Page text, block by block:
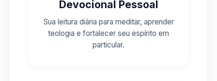
Devocional Pessoal
Sua leitura diária para meditar, aprender
teologia e fortalecer seu espírito em
particular.